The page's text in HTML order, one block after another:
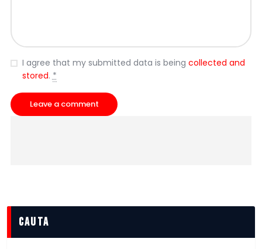
I agree that my submitted data is being collected and
stored. *
cauta